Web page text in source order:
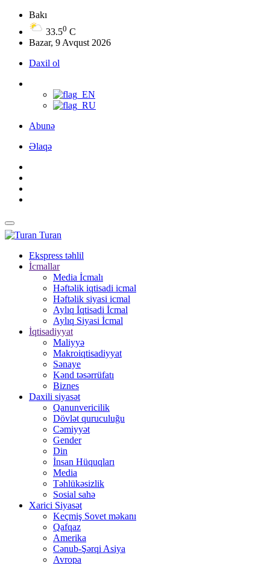
Bakı
33.50 C
Bazar, 9 Avqust 2026
Daxil ol
Abunə
Əlaqə
Turan
Ekspress təhlil
İcmallar
Media İcmalı
Həftəlik iqtisadi icmal
Həftəlik siyasi icmal
Aylıq İqtisadi İcmal
Aylıq Siyasi İcmal
İqtisadiyyat
Maliyyə
Makroiqtisadiyyat
Sənaye
Kənd təsərrüfatı
Biznes
Daxili siyasət
Qanunvericilik
Dövlət quruculuğu
Cəmiyyət
Gender
Din
İnsan Hüquqları
Media
Təhlükəsizlik
Sosial sahə
Xarici Siyasət
Keçmiş Sovet məkanı
Qafqaz
Amerika
Cənub-Şərqi Asiya
Avropa